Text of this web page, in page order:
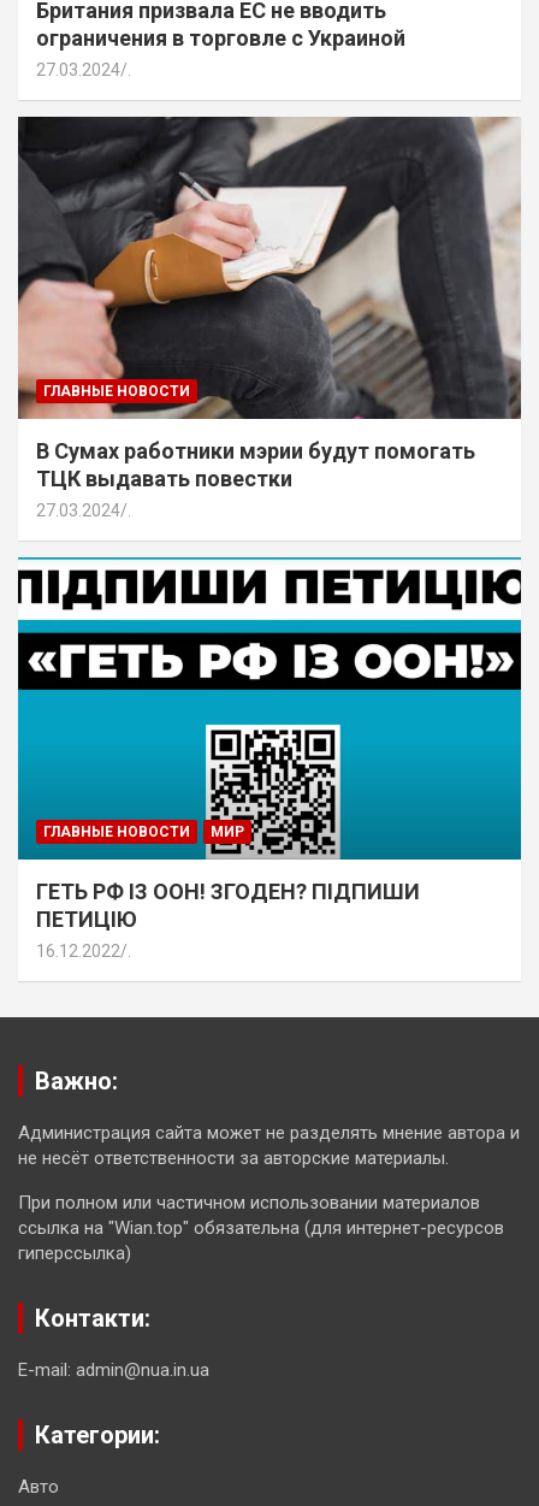
Британия призвала ЕС не вводить
ограничения в торговле с Украиной
27.03.2024
ГЛАВНЫЕ НОВОСТИ
В Сумах работники мэрии будут помогать
ТЦК выдавать повестки
27.03.2024
ГЛАВНЫЕ НОВОСТИ МИР
ГЕТЬ РФ ІЗ ООН! ЗГОДЕН? ПІДПИШИ
ПЕТИЦІЮ
16.12.2022
Важно:
Администрация сайта может не разделять мнение автора и
не несёт ответственности за авторские материалы.
При полном или частичном использовании материалов
ссылка на "Wian.top" обязательна (для интернет-ресурсов
гиперссылка)
Контакти:
E-mail: admin@nua.in.ua
Категории:
Авто